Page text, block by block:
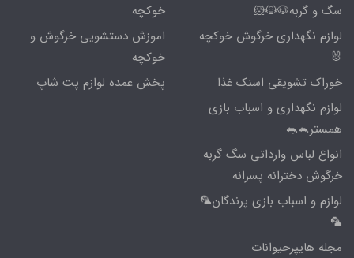
سگ و گربه🐶🐱🐹
لوازم نگهداری خرگوش خوکچه
🐰
خوراک تشویقی اسنک غذا
لوازم نگهداری و اسباب بازی
همستر🐁🐀
انواع لباس وارداتی سگ گربه
خرگوش دخترانه پسرانه
لوازم و اسباب بازی پرندگان🦜
🦜
مجله هایپرحیوانات
خوکچه
اموزش دستشویی خرگوش و
خوکچه
پخش عمده لوازم پت شاپ